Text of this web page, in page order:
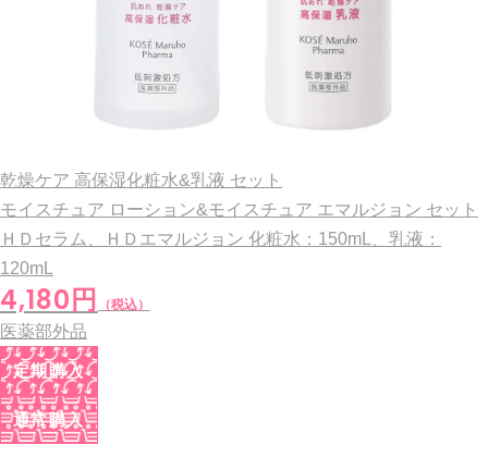
乾燥ケア 高保湿化粧水&乳液 セット
モイスチュア ローション&モイスチュア エマルジョン セット
ＨＤセラム、ＨＤエマルジョン 化粧水：150mL、乳液：
120mL
4,180円 （税込）
医薬部外品
定期購入
通常購入